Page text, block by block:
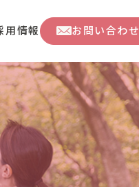
用情報 お問い合わせ